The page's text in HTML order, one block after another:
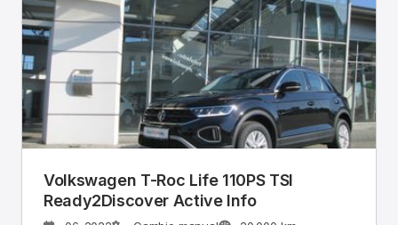
Volkswagen T-Roc Life 110PS TSI
Ready2Discover Active Info